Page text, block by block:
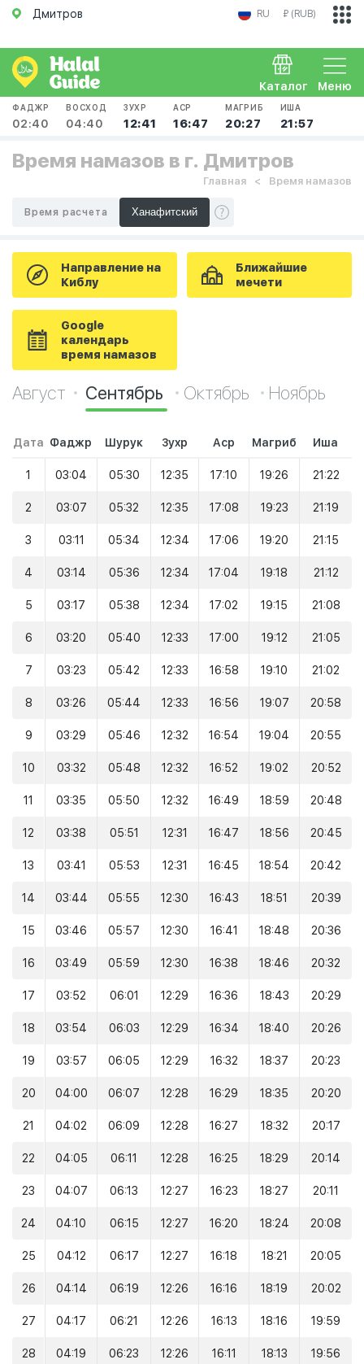
Дмитров RU ₽ (RUB)
Меню
Каталог
ФАДЖР
02:40
ВОСХОД
04:40
ЗУХР
12:41
АСР
16:47
МАГРИБ
20:27
ИША
21:57
Время намазов в г. Дмитров
Главная Время намазов
Время расчета
Направление на
Киблу
Ближайшие
мечети
Google
календарь
время намазов
Август Сентябрь Октябрь Ноябрь
Дата Фаджр Шурук Зухр Аср Магриб Иша
1 03:04 05:30 12:35 17:10 19:26 21:22
2 03:07 05:32 12:35 17:08 19:23 21:19
3 03:11 05:34 12:34 17:06 19:20 21:15
4 03:14 05:36 12:34 17:04 19:18 21:12
5 03:17 05:38 12:34 17:02 19:15 21:08
6 03:20 05:40 12:33 17:00 19:12 21:05
7 03:23 05:42 12:33 16:58 19:10 21:02
8 03:26 05:44 12:33 16:56 19:07 20:58
9 03:29 05:46 12:32 16:54 19:04 20:55
10 03:32 05:48 12:32 16:52 19:02 20:52
11 03:35 05:50 12:32 16:49 18:59 20:48
12 03:38 05:51 12:31 16:47 18:56 20:45
13 03:41 05:53 12:31 16:45 18:54 20:42
14 03:44 05:55 12:30 16:43 18:51 20:39
15 03:46 05:57 12:30 16:41 18:48 20:36
16 03:49 05:59 12:30 16:38 18:46 20:32
17 03:52 06:01 12:29 16:36 18:43 20:29
18 03:54 06:03 12:29 16:34 18:40 20:26
19 03:57 06:05 12:29 16:32 18:37 20:23
20 04:00 06:07 12:28 16:29 18:35 20:20
21 04:02 06:09 12:28 16:27 18:32 20:17
22 04:05 06:11 12:28 16:25 18:29 20:14
23 04:07 06:13 12:27 16:23 18:27 20:11
24 04:10 06:15 12:27 16:20 18:24 20:08
25 04:12 06:17 12:27 16:18 18:21 20:05
26 04:14 06:19 12:26 16:16 18:19 20:02
27 04:17 06:21 12:26 16:13 18:16 19:59
28 04:19 06:23 12:26 16:11 18:13 19:56